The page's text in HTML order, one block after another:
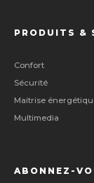
PRODUITS &
Confort
Sécurité
Maitrise
Multimedia
ABONNEZ-